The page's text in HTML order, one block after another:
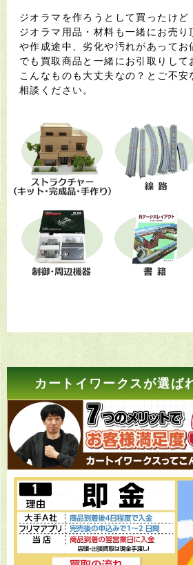
ジオラマを作ろうとして買ったけど
ジオラマ用品・材料も一緒にお売り
や作成途中、劣化や汚れがあってお
でも買取商品と一緒にお引取りして
こんなものも大丈夫なの？とご不安
相談ください。
カートイワークスが選ば